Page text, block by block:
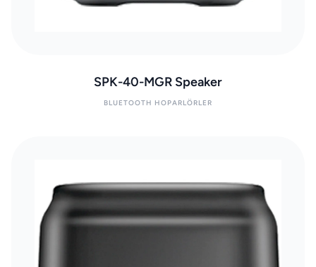
SPK-40-MGR Speaker
BLUETOOTH HOPARLÖRLER